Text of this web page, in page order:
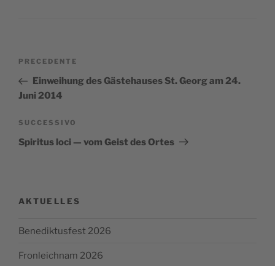
Articolo
precedente:
PRECEDENTE
Einweihung des Gästehauses St. Georg am 24.
Juni 2014
Articolo
successivo
SUCCESSIVO
Spiritus loci — vom Geist des Ortes
AKTUELLES
Benediktusfest 2026
Fronleichnam 2026